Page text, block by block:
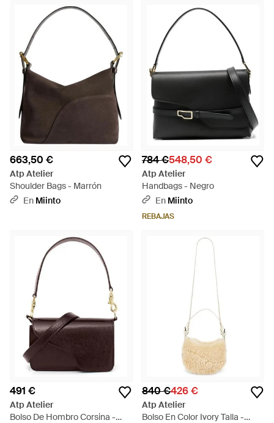
663,50 €
Atp Atelier
Shoulder Bags - Marrón
En Miinto
784 €548,50 €
Atp Atelier
Handbags - Negro
En Miinto
REBAJAS
491 €
Atp Atelier
Bolso De Hombro Corsina -
840 €426 €
Atp Atelier
Bolso En Color Ivory Talla -